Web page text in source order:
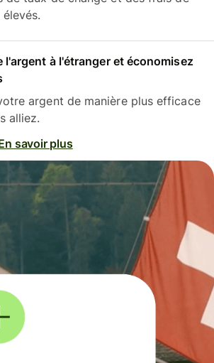
l'argent à l'étranger et économisez
argent de manière plus efficace
alliez.
savoir plus